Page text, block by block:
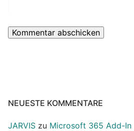
NEUESTE KOMMENTARE
JARVIS zu Microsoft 365 Add-In